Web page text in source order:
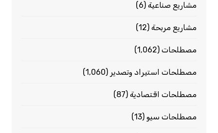
مشاريع صناعية(6)
مشاريع مربحة(12)
مصطلحات(1٬062)
مصطلحات استيراد وتصدير (1٬060)
مصطلحات اقتصادية(87)
مصطلحات سيو(13)